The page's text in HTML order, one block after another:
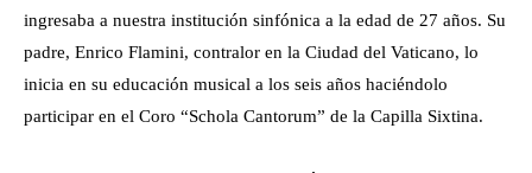
ingresaba a nuestra institución sinfónica a la edad de 27 años. Su
padre, Enrico Flamini, contralor en la Ciudad del Vaticano, lo
inicia en su educación musical a los seis años haciéndolo
participar en el Coro “Schola Cantorum” de la Capilla Sixtina.